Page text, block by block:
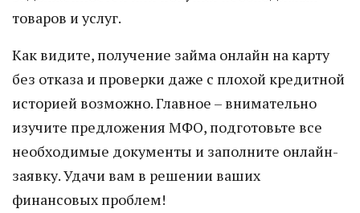
товаров и услуг.
Как видите, получение займа онлайн на карту
без отказа и проверки даже с плохой кредитной
историей возможно. Главное – внимательно
изучите предложения МФО, подготовьте все
необходимые документы и заполните онлайн-
заявку. Удачи вам в решении ваших
финансовых проблем!